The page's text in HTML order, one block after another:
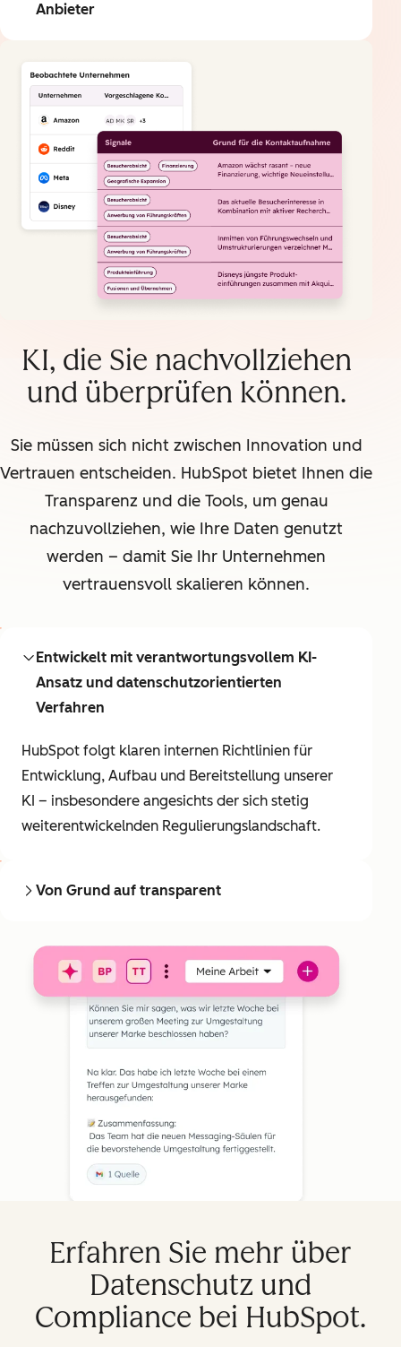
Anbieter
KI, die Sie nachvollziehen
und überprüfen können.
Sie müssen sich nicht zwischen Innovation und
Vertrauen entscheiden. HubSpot bietet Ihnen die
Transparenz und die Tools, um genau
nachzuvollziehen, wie Ihre Daten genutzt
werden – damit Sie Ihr Unternehmen
vertrauensvoll skalieren können.
Entwickelt mit verantwortungsvollem KI-
Ansatz und datenschutzorientierten
Verfahren
HubSpot folgt klaren internen Richtlinien für
Entwicklung, Aufbau und Bereitstellung unserer
KI – insbesondere angesichts der sich stetig
weiterentwickelnden Regulierungslandschaft.
Von Grund auf transparent
Erfahren Sie mehr über
Datenschutz und
Compliance bei HubSpot.